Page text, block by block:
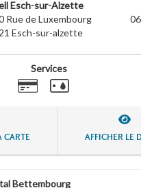
Esch-sur-Alzette
Rue de Luxembourg
Esch-sur-alzette
Services
CARTE AFFICHER LE
Bettembourg